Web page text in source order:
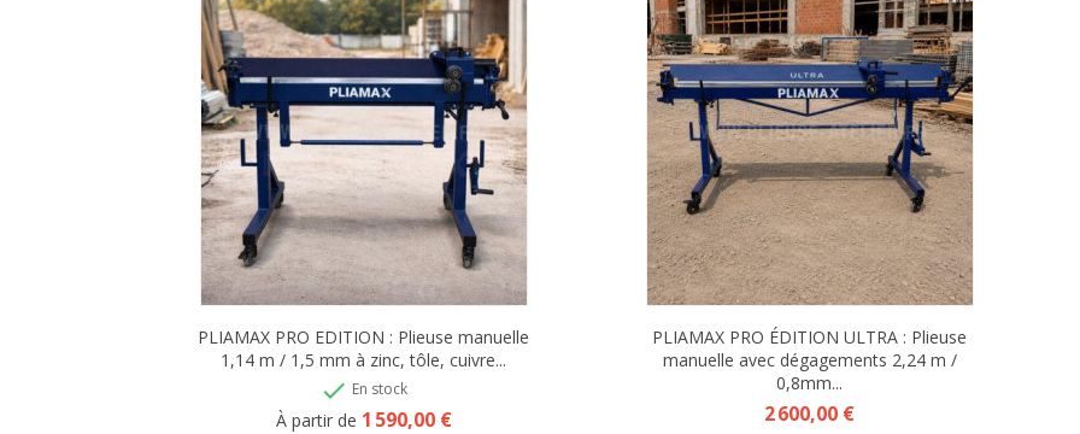
PLIAMAX PRO EDITION : Plieuse manuelle
1,14 m / 1,5 mm à zinc, tôle, cuivre...
 En stock
Prix
À partir de 1 590,00 €
PLIAMAX PRO ÉDITION ULTRA : Plieuse
manuelle avec dégagements 2,24 m /
0,8mm...
Prix
2 600,00 €